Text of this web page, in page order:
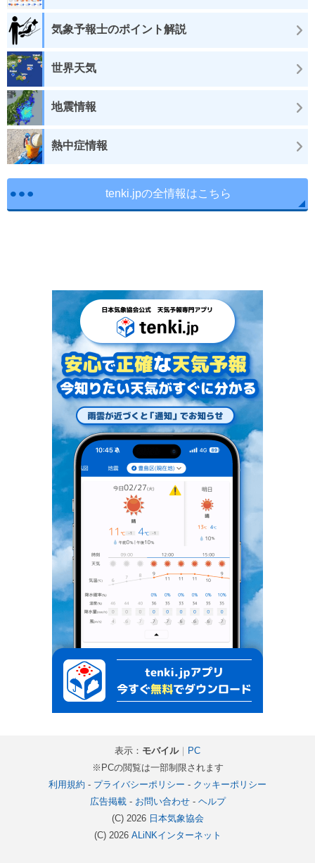
気象予報士のポイント解説
世界天気
地震情報
熱中症情報
tenki.jpの全情報はこちら
表示： モバイル｜ PC
※PCの閲覧は一部制限されます
利用規約 - プライバシーポリシー - クッキーポリシー
広告掲載- お問い合わせ- ヘルプ
(C) 2026 日本気象協会
(C) 2026 ALiNKインターネット